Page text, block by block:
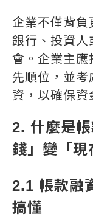
企業不僅背負
銀行、投資人
會。企業主應
先順位，並考
資，以確保資
2. 什麼是
錢」變「現
2.1 帳款融
搞懂